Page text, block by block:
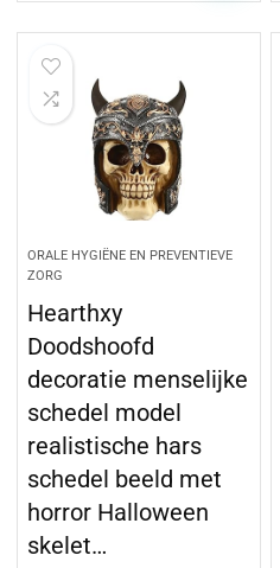
ORALE HYGIËNE EN PREVENTIEVE
ZORG
Hearthxy
Doodshoofd
decoratie menselijke
schedel model
realistische hars
schedel beeld met
horror Halloween
skelet…